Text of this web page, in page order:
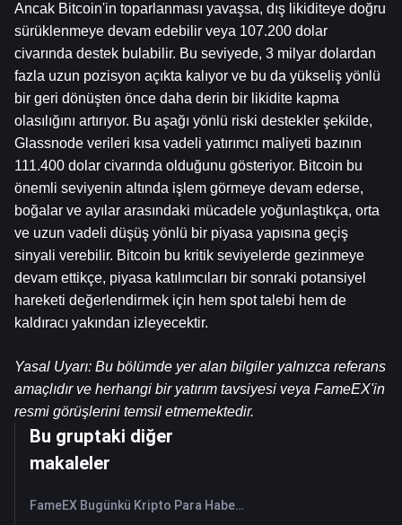
Ancak Bitcoin'in toparlanması yavaşsa, dış likiditeye doğru
sürüklenmeye devam edebilir veya 107.200 dolar
civarında destek bulabilir. Bu seviyede, 3 milyar dolardan
fazla uzun pozisyon açıkta kalıyor ve bu da yükseliş yönlü
bir geri dönüşten önce daha derin bir likidite kapma
olasılığını artırıyor. Bu aşağı yönlü riski destekler şekilde,
Glassnode verileri kısa vadeli yatırımcı maliyeti bazının
111.400 dolar civarında olduğunu gösteriyor. Bitcoin bu
önemli seviyenin altında işlem görmeye devam ederse,
boğalar ve ayılar arasındaki mücadele yoğunlaştıkça, orta
ve uzun vadeli düşüş yönlü bir piyasa yapısına geçiş
sinyali verebilir. Bitcoin bu kritik seviyelerde gezinmeye
devam ettikçe, piyasa katılımcıları bir sonraki potansiyel
hareketi değerlendirmek için hem spot talebi hem de
kaldıracı yakından izleyecektir.
Yasal Uyarı: Bu bölümde yer alan bilgiler yalnızca referans
amaçlıdır ve herhangi bir yatırım tavsiyesi veya FameEX'in
resmi görüşlerini temsil etmemektedir.
Bu gruptaki diğer
makaleler
FameEX Bugünkü Kripto Para Haberleri Özeti | 6 Ağustos 2026